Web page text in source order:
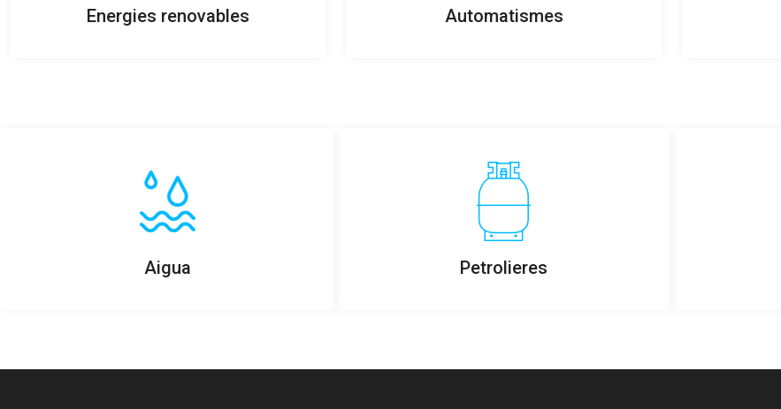
Energies renovables Automatismes
Aigua Petrolieres